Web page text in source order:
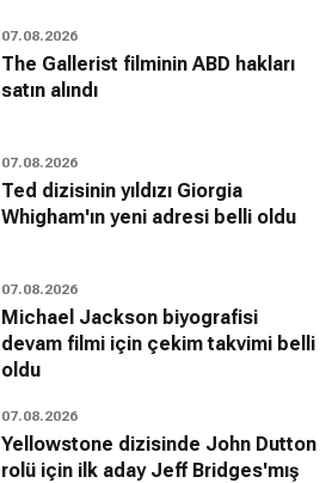
07.08.2026
The Gallerist filminin ABD hakları
satın alındı
07.08.2026
Ted dizisinin yıldızı Giorgia
Whigham'ın yeni adresi belli oldu
07.08.2026
Michael Jackson biyografisi
devam filmi için çekim takvimi belli
oldu
07.08.2026
Yellowstone dizisinde John Dutton
rolü için ilk aday Jeff Bridges'mış